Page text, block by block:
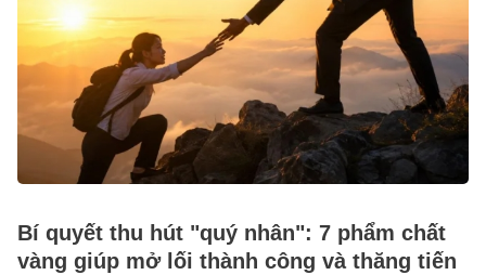
Bí quyết thu hút "quý nhân": 7 phẩm chất
vàng giúp mở lối thành công và thăng tiến